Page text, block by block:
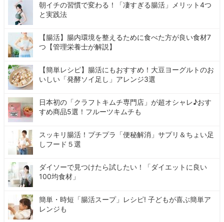
朝イチの習慣で変わる！「凄すぎる腸活」メリット4つ
と実践法
【腸活】腸内環境を整えるために食べた方が良い食材7
つ【管理栄養士が解説】
【簡単レシピ】腸活にもおすすめ！大豆ヨーグルトのお
いしい「発酵ソイ足し」アレンジ3選
日本初の「クラフトキムチ専門店」が超オシャレ♪おす
すめ商品5選！フルーツキムチも
スッキリ腸活！プチプラ「便秘解消」サプリ＆ちょい足
しフード５選
ダイソーで見つけたら試したい！「ダイエットに良い
100均食材」
簡単・時短「腸活スープ」レシピ! 子どもが喜ぶ簡単ア
レンジも